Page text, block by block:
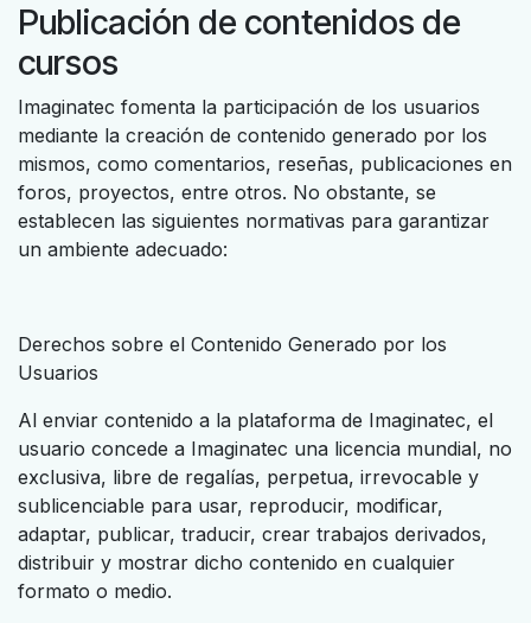
Publicación de contenidos de
cursos
Imaginatec fomenta la participación de los usuarios
mediante la creación de contenido generado por los
mismos, como comentarios, reseñas, publicaciones en
foros, proyectos, entre otros. No obstante, se
establecen las siguientes normativas para garantizar
un ambiente adecuado:
Derechos sobre el Contenido Generado por los
Usuarios
Al enviar contenido a la plataforma de Imaginatec, el
usuario concede a Imaginatec una licencia mundial, no
exclusiva, libre de regalías, perpetua, irrevocable y
sublicenciable para usar, reproducir, modificar,
adaptar, publicar, traducir, crear trabajos derivados,
distribuir y mostrar dicho contenido en cualquier
formato o medio.